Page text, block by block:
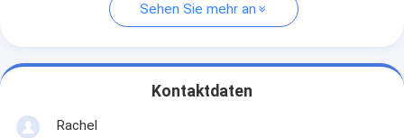
Sehen Sie mehr an
Kontaktdaten
Rachel